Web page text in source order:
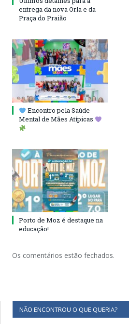
entrega da nova Orla e da
Praça do Praião
Encontro pela Saúde
Mental de Mães Atípicas
Porto de Moz é destaque na
educação!
Os comentários estão fechados.
NÃO ENCONTROU O QUE QUERIA?